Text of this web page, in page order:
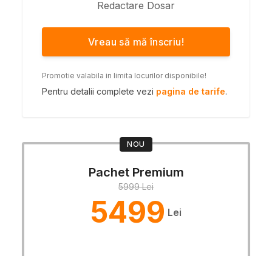
Redactare Dosar
Vreau să mă înscriu!
Promotie valabila in limita locurilor disponibile!
Pentru detalii complete vezi pagina de tarife.
NOU
Pachet Premium
5999 Lei
5499 Lei